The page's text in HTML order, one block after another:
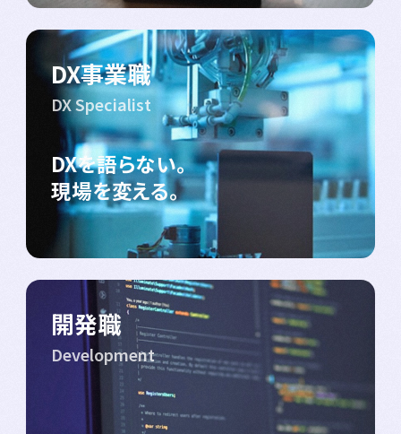
DX事業職
DX Specialist
DXを語らない。
現場を変える。
開発職
Development